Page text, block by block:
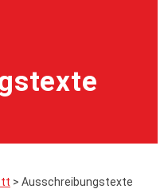
> Ausschreibungstexte